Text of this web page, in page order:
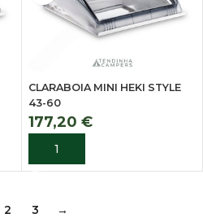
CLARABOIA MINI HEKI STYLE
43-60
177,20 €
ADICIONAR
2 3 →